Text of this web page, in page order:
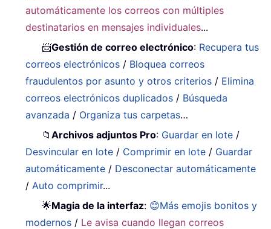
automáticamente los correos con múltiples
destinatarios en mensajes individuales...
📨Gestión de correo electrónico: Recupera tus
correos electrónicos / Bloquea correos
fraudulentos por asunto y otros criterios / Elimina
correos electrónicos duplicados / Búsqueda
avanzada / Organiza tus carpetas…
📁Archivos adjuntos Pro: Guardar en lote /
Desvincular en lote / Comprimir en lote / Guardar
automáticamente / Desconectar automáticamente
/ Auto comprimir...
🌟Magia de la interfaz: 😊Más emojis bonitos y
modernos / Le avisa cuando llegan correos